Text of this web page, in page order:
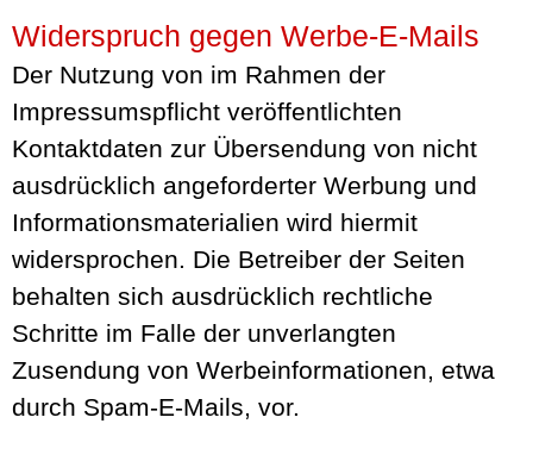
Widerspruch gegen Werbe-E-Mails
Der Nutzung von im Rahmen der
Impressumspflicht veröffentlichten
Kontaktdaten zur Übersendung von nicht
ausdrücklich angeforderter Werbung und
Informationsmaterialien wird hiermit
widersprochen. Die Betreiber der Seiten
behalten sich ausdrücklich rechtliche
Schritte im Falle der unverlangten
Zusendung von Werbeinformationen, etwa
durch Spam-E-Mails, vor.